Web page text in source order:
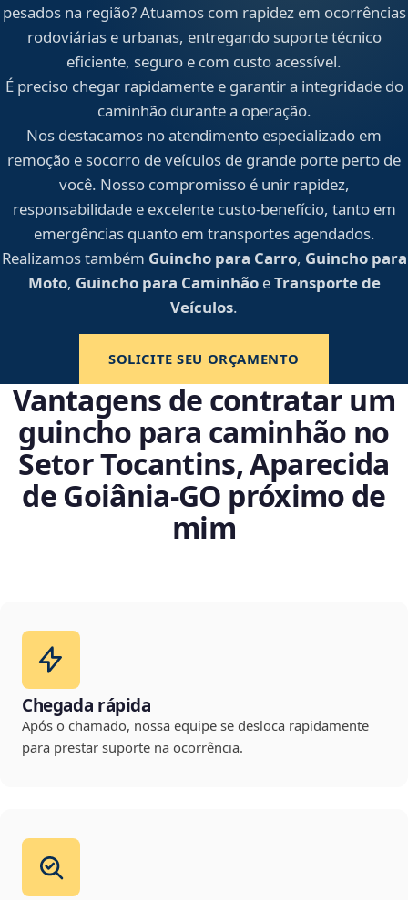
pesados na região? Atuamos com rapidez em ocorrências
rodoviárias e urbanas, entregando suporte técnico
eficiente, seguro e com custo acessível.
É preciso chegar rapidamente e garantir a integridade do
caminhão durante a operação.
Nos destacamos no atendimento especializado em
remoção e socorro de veículos de grande porte perto de
você. Nosso compromisso é unir rapidez,
responsabilidade e excelente custo-benefício, tanto em
emergências quanto em transportes agendados.
Realizamos também Guincho para Carro, Guincho para
Moto, Guincho para CaminhãoeTransporte de
Veículos.
SOLICITE SEU ORÇAMENTO
Vantagens de contratar um
guincho para caminhão no
Setor Tocantins, Aparecida
de Goiânia‑GO próximo de
mim
Chegada rápida
Após o chamado, nossa equipe se desloca rapidamente
para prestar suporte na ocorrência.